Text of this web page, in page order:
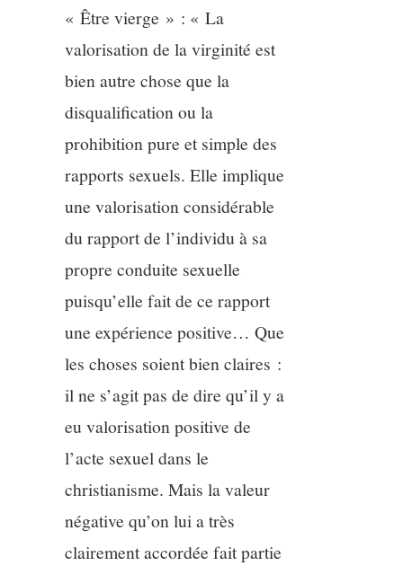
« Être vierge » : « La
valorisation de la virginité est
bien autre chose que la
disqualification ou la
prohibition pure et simple des
rapports sexuels. Elle implique
une valorisation considérable
du rapport de l’individu à sa
propre conduite sexuelle
puisqu’elle fait de ce rapport
une expérience positive… Que
les choses soient bien claires :
il ne s’agit pas de dire qu’il y a
eu valorisation positive de
l’acte sexuel dans le
christianisme. Mais la valeur
négative qu’on lui a très
clairement accordée fait partie